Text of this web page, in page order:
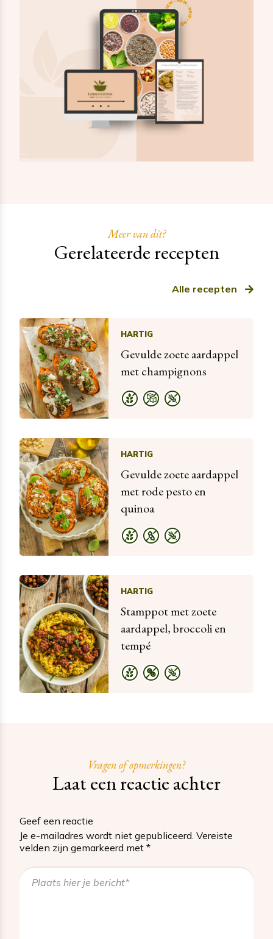
Meer van dit?
Gerelateerde recepten
Alle recepten
HARTIG
Gevulde zoete aardappel
met champignons
HARTIG
Gevulde zoete aardappel
met rode pesto en
quinoa
HARTIG
Stamppot met zoete
aardappel, broccoli en
tempé
Vragen of opmerkingen?
Laat een reactie achter
Geef een reactie
Je e-mailadres wordt niet gepubliceerd. Vereiste
velden zijn gemarkeerd met *